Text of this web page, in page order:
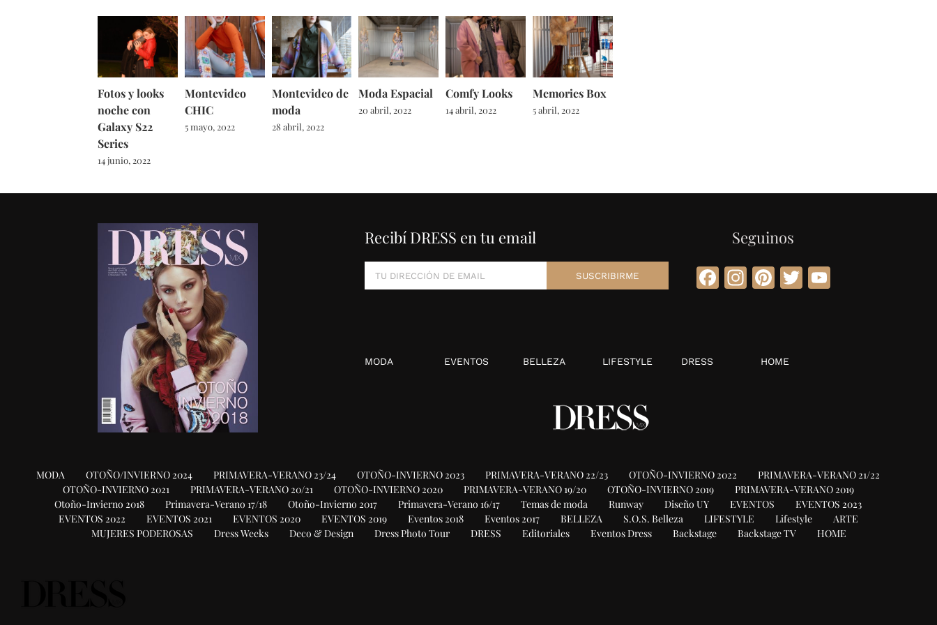
Fotos y looks
noche con
Galaxy S22
Series
14 junio, 2022
Montevideo
CHIC
5 mayo, 2022
Montevideo de
moda
28 abril, 2022
Moda Espacial
20 abril, 2022
Comfy Looks
14 abril, 2022
Memories Box
5 abril, 2022
Recibí DRESS en tu email Seguinos
Facebook
Instagram
Pinterest
TwitterYouTube
MODA EVENTOS BELLEZA LIFESTYLE DRESS HOME
MODA OTOÑO/INVIERNO 2024 PRIMAVERA-VERANO 23/24 OTOÑO-INVIERNO 2023 PRIMAVERA-VERANO 22/23 OTOÑO-INVIERNO 2022
PRIMAVERA-VERANO 21/22
OTOÑO-INVIERNO 2021
PRIMAVERA-VERANO 20/21 OTOÑO-INVIERNO 2020 PRIMAVERA-VERANO 19/20 OTOÑO-INVIERNO 2019
PRIMAVERA-VERANO 2019
Otoño-Invierno 2018
Primavera-Verano 17/18 Otoño-Invierno 2017 Primavera-Verano 16/17 Temas de moda Runway Diseño UY EVENTOS
EVENTOS 2023
EVENTOS 2022
EVENTOS 2021 EVENTOS 2020 EVENTOS 2019 Eventos 2018 Eventos 2017 BELLEZA S.O.S. Belleza LIFESTYLE Lifestyle
ARTE
MUJERES PODEROSAS
Dress Weeks Deco & Design Dress Photo Tour DRESS Editoriales Eventos Dress Backstage Backstage TV HOME